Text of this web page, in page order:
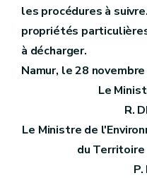
les procédures à
propriétés
à décharger.
Namur, le 28
Le
R.
Le Ministre de
du
P.